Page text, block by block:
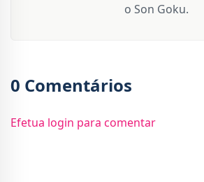
o Son Goku.
0 Comentários
Efetua login para comentar